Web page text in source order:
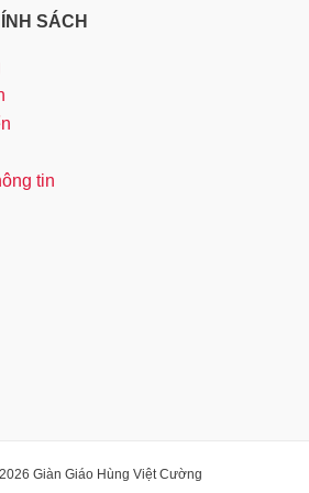
SÁCH
tin
Giàn Giáo Hùng Việt Cường